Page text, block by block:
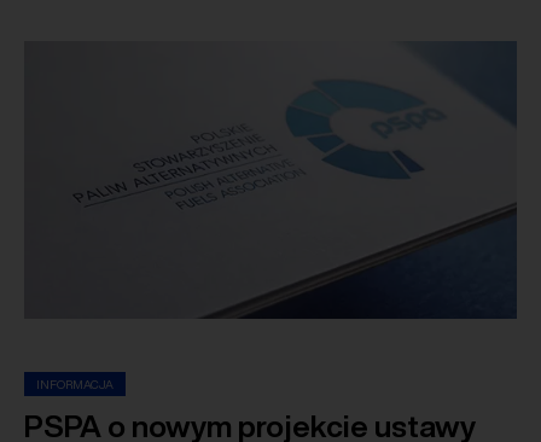
INFORMACJA
PSPA o nowym projekcie ustawy